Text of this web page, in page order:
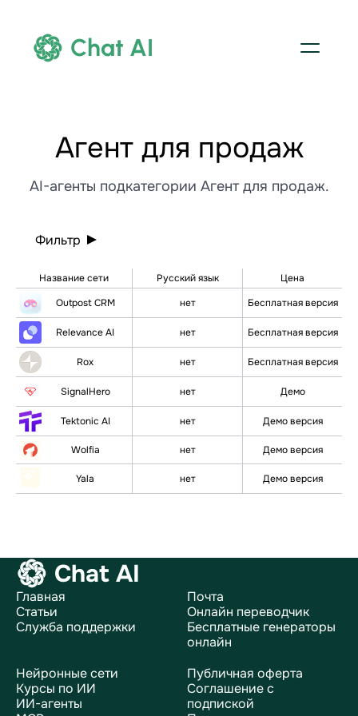
Chat AI
Агент для продаж
AI-агенты подкатегории Агент для продаж.
Фильтр
Название сети Русский язык
Цена
Outpost CRM
нет Бесплатная версия
Relevance AI нет Бесплатная версия
Rox нет Бесплатная версия
SignalHero нет Демо
Tektonic AI нет Демо версия
Wolfia нет Демо версия
Yala нет Демо версия
Chat AI
Главная
Статьи
Служба поддержки
Почта
Онлайн переводчик
Бесплатные генераторы
онлайн
Нейронные сети
Курсы по ИИ
ИИ-агенты
Публичная оферта
Соглашение с
подпиской